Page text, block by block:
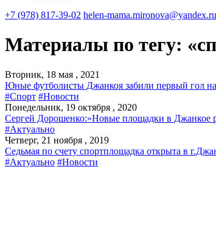
+7 (978) 817-39-02 helen-mama.mironova@yandex.ru
Материалы по тегу:
Вторник, 18 мая , 2021
Юные футболисты Джанкоя забили первый гол
#Спорт #Новости
Понедельник, 19 октября , 2020
Сергей Дорошенко:»Новые площадки в Джанкое
#Актуально
Четверг, 21 ноября , 2019
Седьмая по счету спортплощадка открыта в
#Актуально #Новости